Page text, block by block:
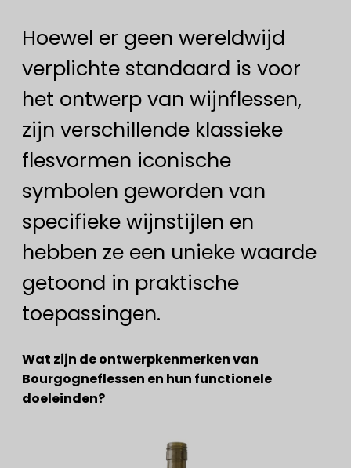
Hoewel er geen wereldwijd
verplichte standaard is voor
het ontwerp van wijnflessen,
zijn verschillende klassieke
flesvormen iconische
symbolen geworden van
specifieke wijnstijlen en
hebben ze een unieke waarde
getoond in praktische
toepassingen.
Wat zijn de ontwerpkenmerken van
Bourgogneflessen en hun functionele
doeleinden?